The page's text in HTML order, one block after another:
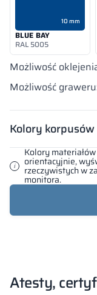
Kolory
orientacyjnie,
rzeczywistych w
monitora.
10 mm
BLUE BAY
RAL 5005
Możliwość
Możliwość
Kolory korpusów
Atesty,